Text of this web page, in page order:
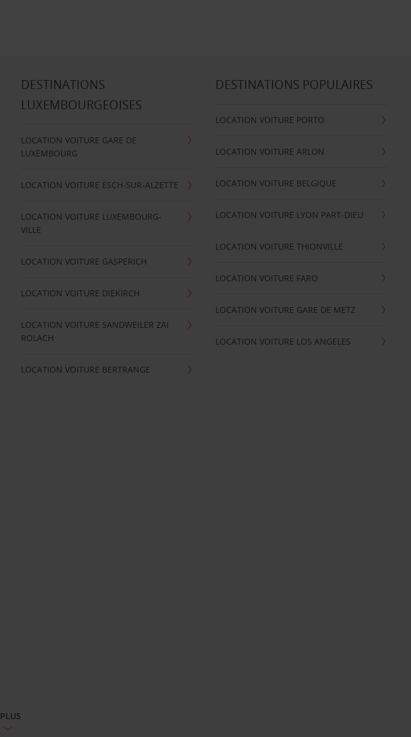
DESTINATIONS
LUXEMBOURGEOISES
LOCATION VOITURE GARE DE
LUXEMBOURG
LOCATION VOITURE ESCH-SUR-ALZETTE
LOCATION VOITURE LUXEMBOURG-
VILLE
LOCATION VOITURE GASPERICH
LOCATION VOITURE DIEKIRCH
LOCATION VOITURE SANDWEILER ZAI
ROLACH
LOCATION VOITURE BERTRANGE
DESTINATIONS POPULAIRES
LOCATION VOITURE PORTO
LOCATION VOITURE ARLON
LOCATION VOITURE BELGIQUE
LOCATION VOITURE LYON PART-DIEU
LOCATION VOITURE THIONVILLE
LOCATION VOITURE FARO
LOCATION VOITURE GARE DE METZ
LOCATION VOITURE LOS ANGELES
PLUS